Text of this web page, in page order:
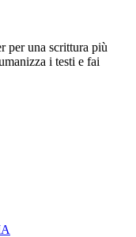
per una scrittura più
i testi e fai